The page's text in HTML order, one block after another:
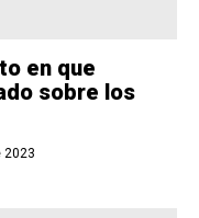
en que
sobre los
2023